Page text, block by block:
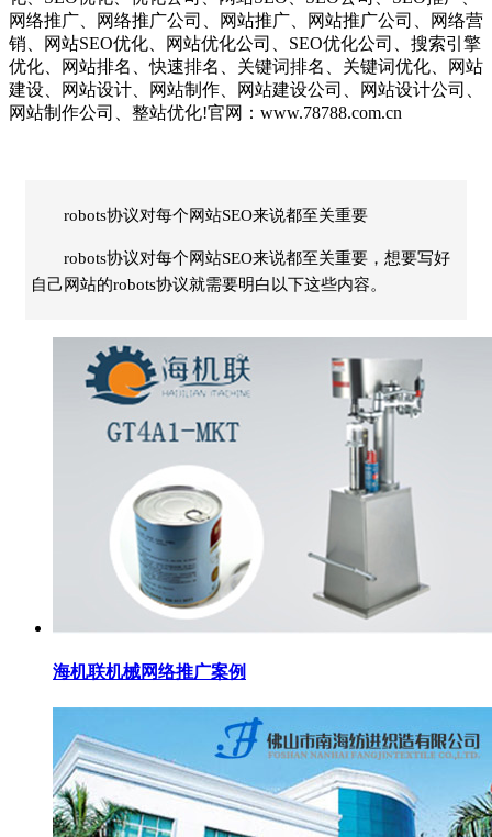
网络推广、网络推广公司、网站推广、网站推广公司、网络营
销、网站SEO优化、网站优化公司、SEO优化公司、搜索引擎
优化、网站排名、快速排名、关键词排名、关键词优化、网站
建设、网站设计、网站制作、网站建设公司、网站设计公司、
网站制作公司、整站优化!官网：www.78788.com.cn
robots协议对每个网站SEO来说都至关重要
robots协议对每个网站SEO来说都至关重要，想要写好
自己网站的robots协议就需要明白以下这些内容。
海机联机械网络推广案例